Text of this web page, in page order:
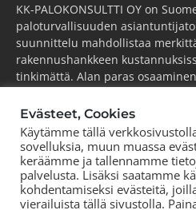
KK-PALOKONSULTTI OY on
paloturvallisuuden
suunnittelu mahdollistaa
rakennushankkeen
tinkimättä. Alan paras
kehitämme ja viemme alaa
ESPOO(pääkonttori)
Puh.+358 44 752 0777
KOUVOLA
Puh.+358 44 752 0777
Evästeet, Cookies
Käytämme tällä
sovelluksia, muun muassa
keräämme ja tallennamme
palvelusta. Lisäksi saatamme
kohdentamiseksi evästeitä,
vierailuista tällä sivustolla.